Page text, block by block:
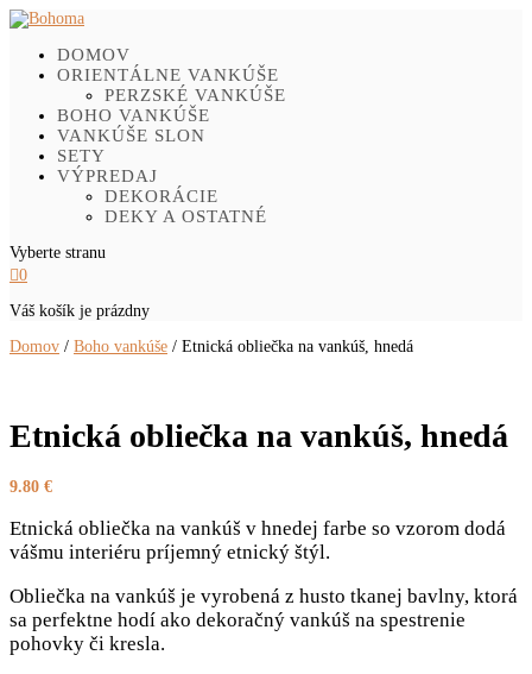
DOMOV
ORIENTÁLNE VANKÚŠE
PERZSKÉ VANKÚŠE
BOHO VANKÚŠE
VANKÚŠE SLON
SETY
VÝPREDAJ
DEKORÁCIE
DEKY A OSTATNÉ
Vyberte stranu
0
Váš košík je prázdny
Domov / Boho vankúše / Etnická obliečka na vankúš, hnedá
Etnická obliečka na vankúš, hnedá
9.80 €
Etnická obliečka na vankúš v hnedej farbe so vzorom dodá
vášmu interiéru príjemný etnický štýl.
Obliečka na vankúš je vyrobená z husto tkanej bavlny, ktorá
sa perfektne hodí ako dekoračný vankúš na spestrenie
pohovky či kresla.